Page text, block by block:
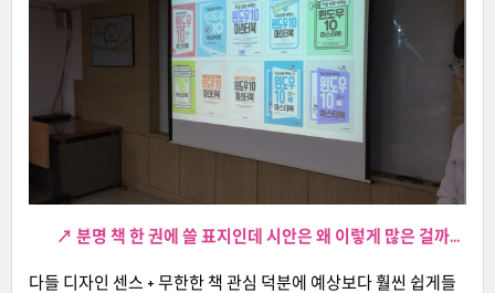
↗ 분명 책 한 권에 쓸 표지인데 시안은 왜 이렇게 많은 걸까...
다들 디자인 센스 + 무한한 책 관심 덕분에 예상보다 훨씬 쉽게들